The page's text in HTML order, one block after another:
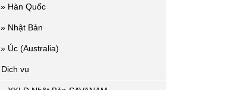
» Hàn Quốc
» Nhật Bản
» Úc (Australia)
Dịch vụ